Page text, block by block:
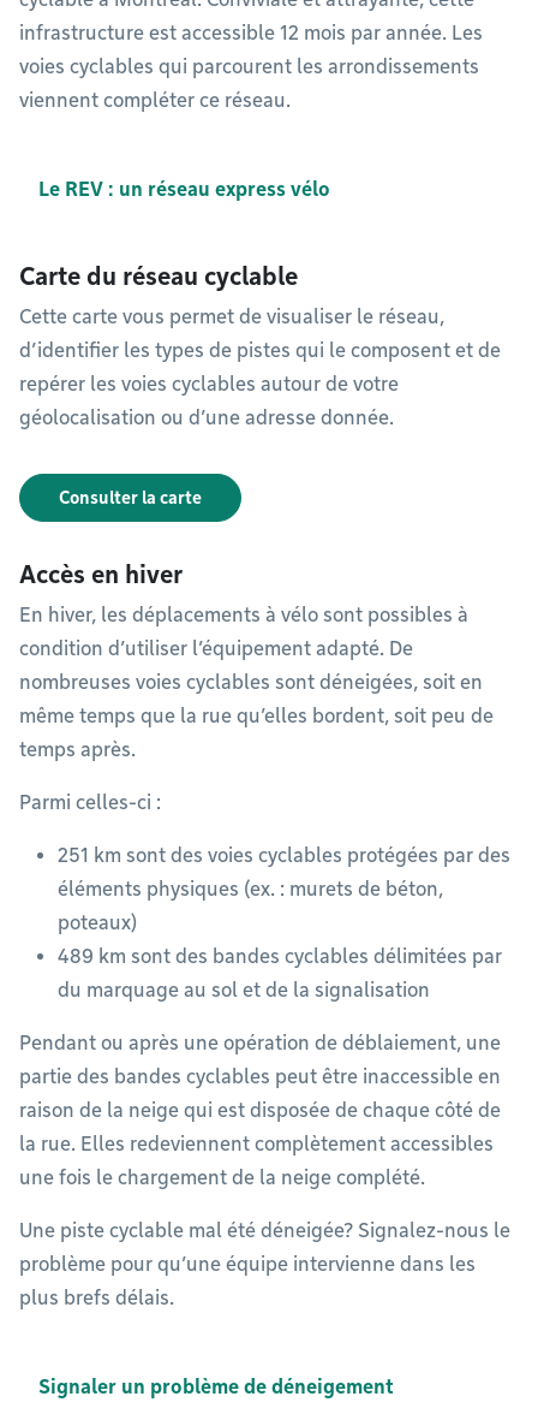
infrastructure est accessible 12 mois par année. Les
voies cyclables qui parcourent les arrondissements
viennent compléter ce réseau.
Le REV : un réseau express vélo
Carte du réseau cyclable
Cette carte vous permet de visualiser le réseau,
d’identifier les types de pistes qui le composent et de
repérer les voies cyclables autour de votre
géolocalisation ou d’une adresse donnée.
Consulter la carte
Accès en hiver
En hiver, les déplacements à vélo sont possibles à
condition d’utiliser l’équipement adapté. De
nombreuses voies cyclables sont déneigées, soit en
même temps que la rue qu’elles bordent, soit peu de
temps après.
Parmi celles-ci :
251 km sont des voies cyclables protégées par des
éléments physiques (ex. : murets de béton,
poteaux)
489 km sont des bandes cyclables délimitées par
du marquage au sol et de la signalisation
Pendant ou après une opération de déblaiement, une
partie des bandes cyclables peut être inaccessible en
raison de la neige qui est disposée de chaque côté de
la rue. Elles redeviennent complètement accessibles
une fois le chargement de la neige complété.
Une piste cyclable mal été déneigée? Signalez-nous le
problème pour qu’une équipe intervienne dans les
plus brefs délais.
Signaler un problème de déneigement